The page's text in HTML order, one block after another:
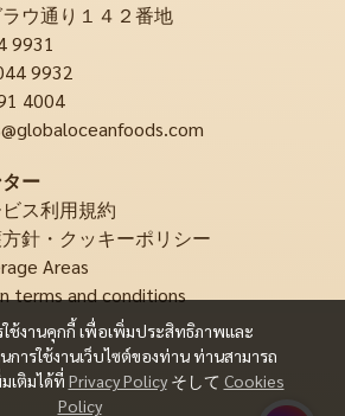
ใช้งานคุกกี้ เพื่อเพิ่มประสิทธิภาพและ
ารใช้งานเว็บไซต์ของท่าน ท่านสามารถ
เติมได้ที่ Privacy Policy そして Cookies
Policy
ウ通り１４２番地
9931
9932
4004
ー
ス利用規約
針・クッキーポリシー
Areas
terms and conditions